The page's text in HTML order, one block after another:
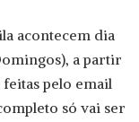
acontecem dia
a partir
feitas pelo email
só vai ser